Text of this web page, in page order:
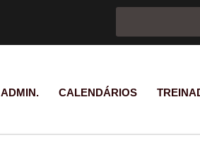
Formulário de
CALENDÁRIOS